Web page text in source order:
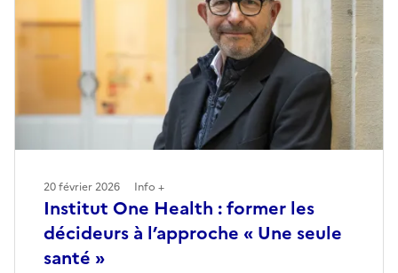
Institut One Health : former les
décideurs à l’approche « Une seule
santé »
20 février 2026 Info +